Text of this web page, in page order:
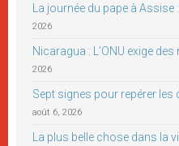
La journée du pape à Assise :
2026
Nicaragua : L’ONU exige
2026
Sept signes pour repérer
août 6, 2026
La plus belle chose dans la